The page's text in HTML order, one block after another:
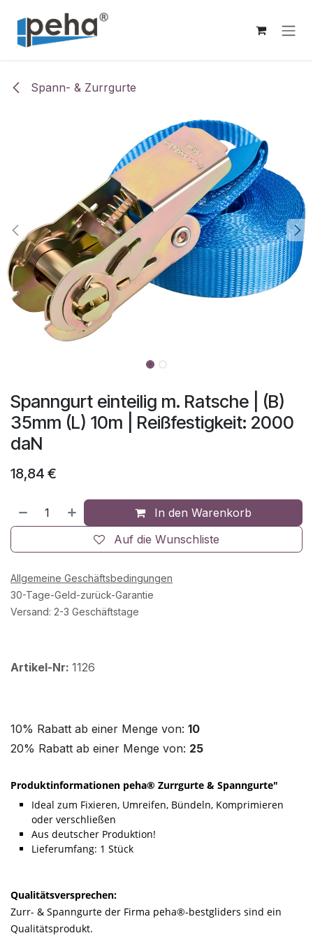
Spann- & Zurrgurte
Spanngurt einteilig m. Ratsche | (B)
35mm (L) 10m | Reißfestigkeit: 2000
daN
18,84 €
In den Warenkorb
Auf die Wunschliste
Allgemeine Geschäftsbedingungen
30-Tage-Geld-zurück-Garantie
Versand: 2-3 Geschäftstage
Artikel-Nr: 1126
10% Rabatt ab einer Menge von: 10
20% Rabatt ab einer Menge von: 25
Produktinformationen peha® Zurrgurte & Spanngurte"
Ideal zum Fixieren, Umreifen, Bündeln, Komprimieren
oder verschließen
Aus deutscher Produktion!
Lieferumfang: 1 Stück
Qualitätsversprechen:
Zurr- & Spanngurte der Firma peha®-bestgliders sind ein
Qualitätsprodukt.